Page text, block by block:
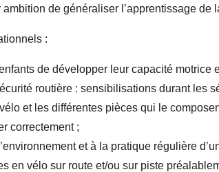
ambition de généraliser l’apprentissage
:
de développer leur capacité motrice
routière : sensibilisations durant les
et les différentes pièces qui le
correctement ;
et à la pratique régulière
en vélo sur route et/ou sur piste